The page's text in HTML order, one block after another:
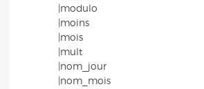
|modulo
|moins
|mois
|mult
|nom_jour
|nom_mois